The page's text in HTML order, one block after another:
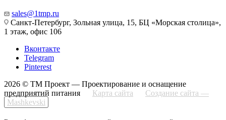
sales@1tmp.ru
Санкт-Петербург, Зольная улица, 15, БЦ «Морская столица»,
1 этаж, офис 106
Вконтакте
Telegram
Pinterest
2026 © ТМ Проект — Проектирование и оснащение
предприятий питания
Карта сайта
Создание сайта —
Mashkevski